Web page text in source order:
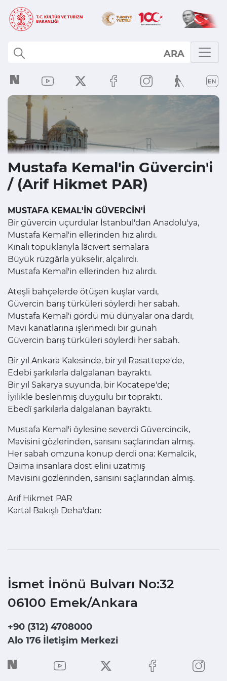
ARA
Mustafa Kemal'in Güvercin'i
/ (Arif Hikmet PAR)
MUSTAFA KEMAL'İN GÜVERCİN'İ
Bir güvercin uçurdular İstanbul'dan Anadolu'ya,
Mustafa Kemal'in ellerinden hız alırdı.
Kınalı topuklarıyla lâcivert semalara
Büyük rüzgârla yükselir, alçalırdı.
Mustafa Kemal'in ellerinden hız alırdı.
Ateşli bahçelerde ötüşen kuşlar vardı,
Güvercin barış türküleri söylerdi her sabah.
Mustafa Kemal'i gördü mü dünyalar ona dardı,
Mavi kanatlarına işlenmedi bir günah
Güvercin barış türküleri söylerdi her sabah.
Bir yıl Ankara Kalesinde, bir yıl Rasattepe'de,
Edebi şarkılarla dalgalanan bayraktı.
Bir yıl Sakarya suyunda, bir Kocatepe'de;
İyilikle beslenmiş duygulu bir topraktı.
Ebedî şarkılarla dalgalanan bayraktı.
Mustafa Kemal'i öylesine severdi Güvercincik,
Mavisini gözlerinden, sarısını saçlarından almış.
Her sabah omzuna konup derdi ona: Kemalcik,
Daima insanlara dost elini uzatmış
Mavisini gözlerinden, sarısını saçlarından almış.
Arif Hikmet PAR
Kartal Bakışlı Deha'dan:
İsmet İnönü Bulvarı No:32
06100 Emek/Ankara
+90 (312) 4708000
Alo 176 İletişim Merkezi